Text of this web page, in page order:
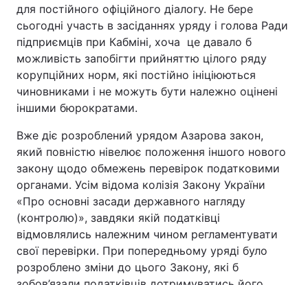
для постійного офіційного діалогу. Не бере
сьогодні участь в засіданнях уряду і голова Ради
підприємців при Кабміні, хоча це давало б
можливість запобігти прийняттю цілого ряду
корупційних норм, які постійно ініціюються
чиновниками і не можуть бути належно оцінені
іншими бюрократами.
Вже діє розроблений урядом Азарова закон,
який повністю нівелює положення іншого нового
закону щодо обмежень перевірок податковими
органами. Усім відома колізія Закону України
«Про основні засади державного нагляду
(контролю)», завдяки якій податківці
відмовлялись належним чином регламентувати
свої перевірки. При попередньому уряді було
розроблено зміни до цього Закону, які б